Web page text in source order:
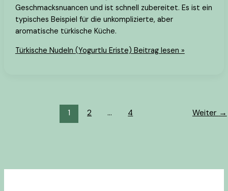
Geschmacksnuancen und ist schnell zubereitet. Es ist ein
typisches Beispiel für die unkomplizierte, aber
aromatische türkische Küche.
Türkische Nudeln (Yogurtlu Eriste) Beitrag lesen »
1 2 … 4 Weiter →